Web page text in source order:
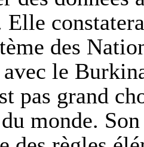
des
le
pas grand
monde.